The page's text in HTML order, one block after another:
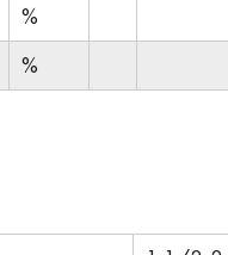
%
%